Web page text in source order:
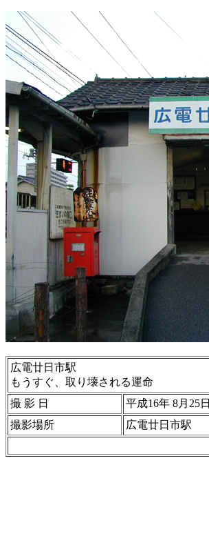
広電廿日市駅
もうすぐ、取り壊される運命
撮 影 日
平成16年 8月25日
撮影場所
広電廿日市駅